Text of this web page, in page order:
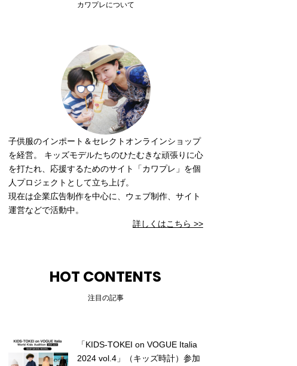
カワプレについて
子供服のインポート＆セレクトオンラインショップ
を経営。 キッズモデルたちのひたむきな頑張りに心
を打たれ、応援するためのサイト「カワプレ」を個
人プロジェクトとして立ち上げ。
現在は企業広告制作を中心に、ウェブ制作、サイト
運営などで活動中。
詳しくはこちら >>
HOT CONTENTS
注目の記事
「KIDS-TOKEI on VOGUE Italia
2024 vol.4」（キッズ時計）参加